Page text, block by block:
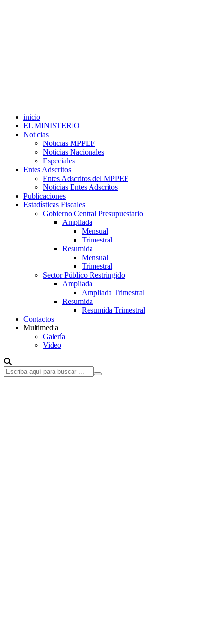
inicio
EL MINISTERIO
Noticias
Noticias MPPEF
Noticias Nacionales
Especiales
Entes Adscritos
Entes Adscritos del MPPEF
Noticias Entes Adscritos
Publicaciones
Estadísticas Fiscales
Gobierno Central Presupuestario
Ampliada
Mensual
Trimestral
Resumida
Mensual
Trimestral
Sector Público Restringido
Ampliada
Ampliada Trimestral
Resumida
Resumida Trimestral
Contactos
Multimedia
Galería
Video